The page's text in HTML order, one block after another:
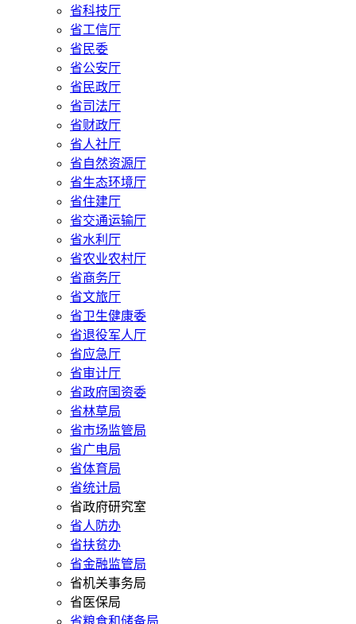
省科技厅
省工信厅
省民委
省公安厅
省民政厅
省司法厅
省财政厅
省人社厅
省自然资源厅
省生态环境厅
省住建厅
省交通运输厅
省水利厅
省农业农村厅
省商务厅
省文旅厅
省卫生健康委
省退役军人厅
省应急厅
省审计厅
省政府国资委
省林草局
省市场监管局
省广电局
省体育局
省统计局
省政府研究室
省人防办
省扶贫办
省金融监管局
省机关事务局
省医保局